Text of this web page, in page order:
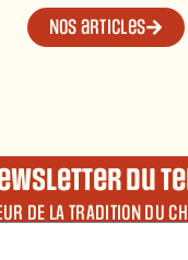
Nos articles
du
DE LA TRADITION DU